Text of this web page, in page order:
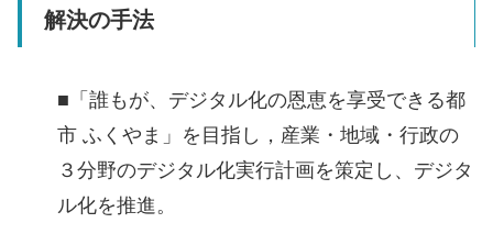
解決の手法
■「誰もが、デジタル化の恩恵を享受できる都
市 ふくやま」を目指し，産業・地域・行政の
３分野のデジタル化実行計画を策定し、デジタ
ル化を推進。